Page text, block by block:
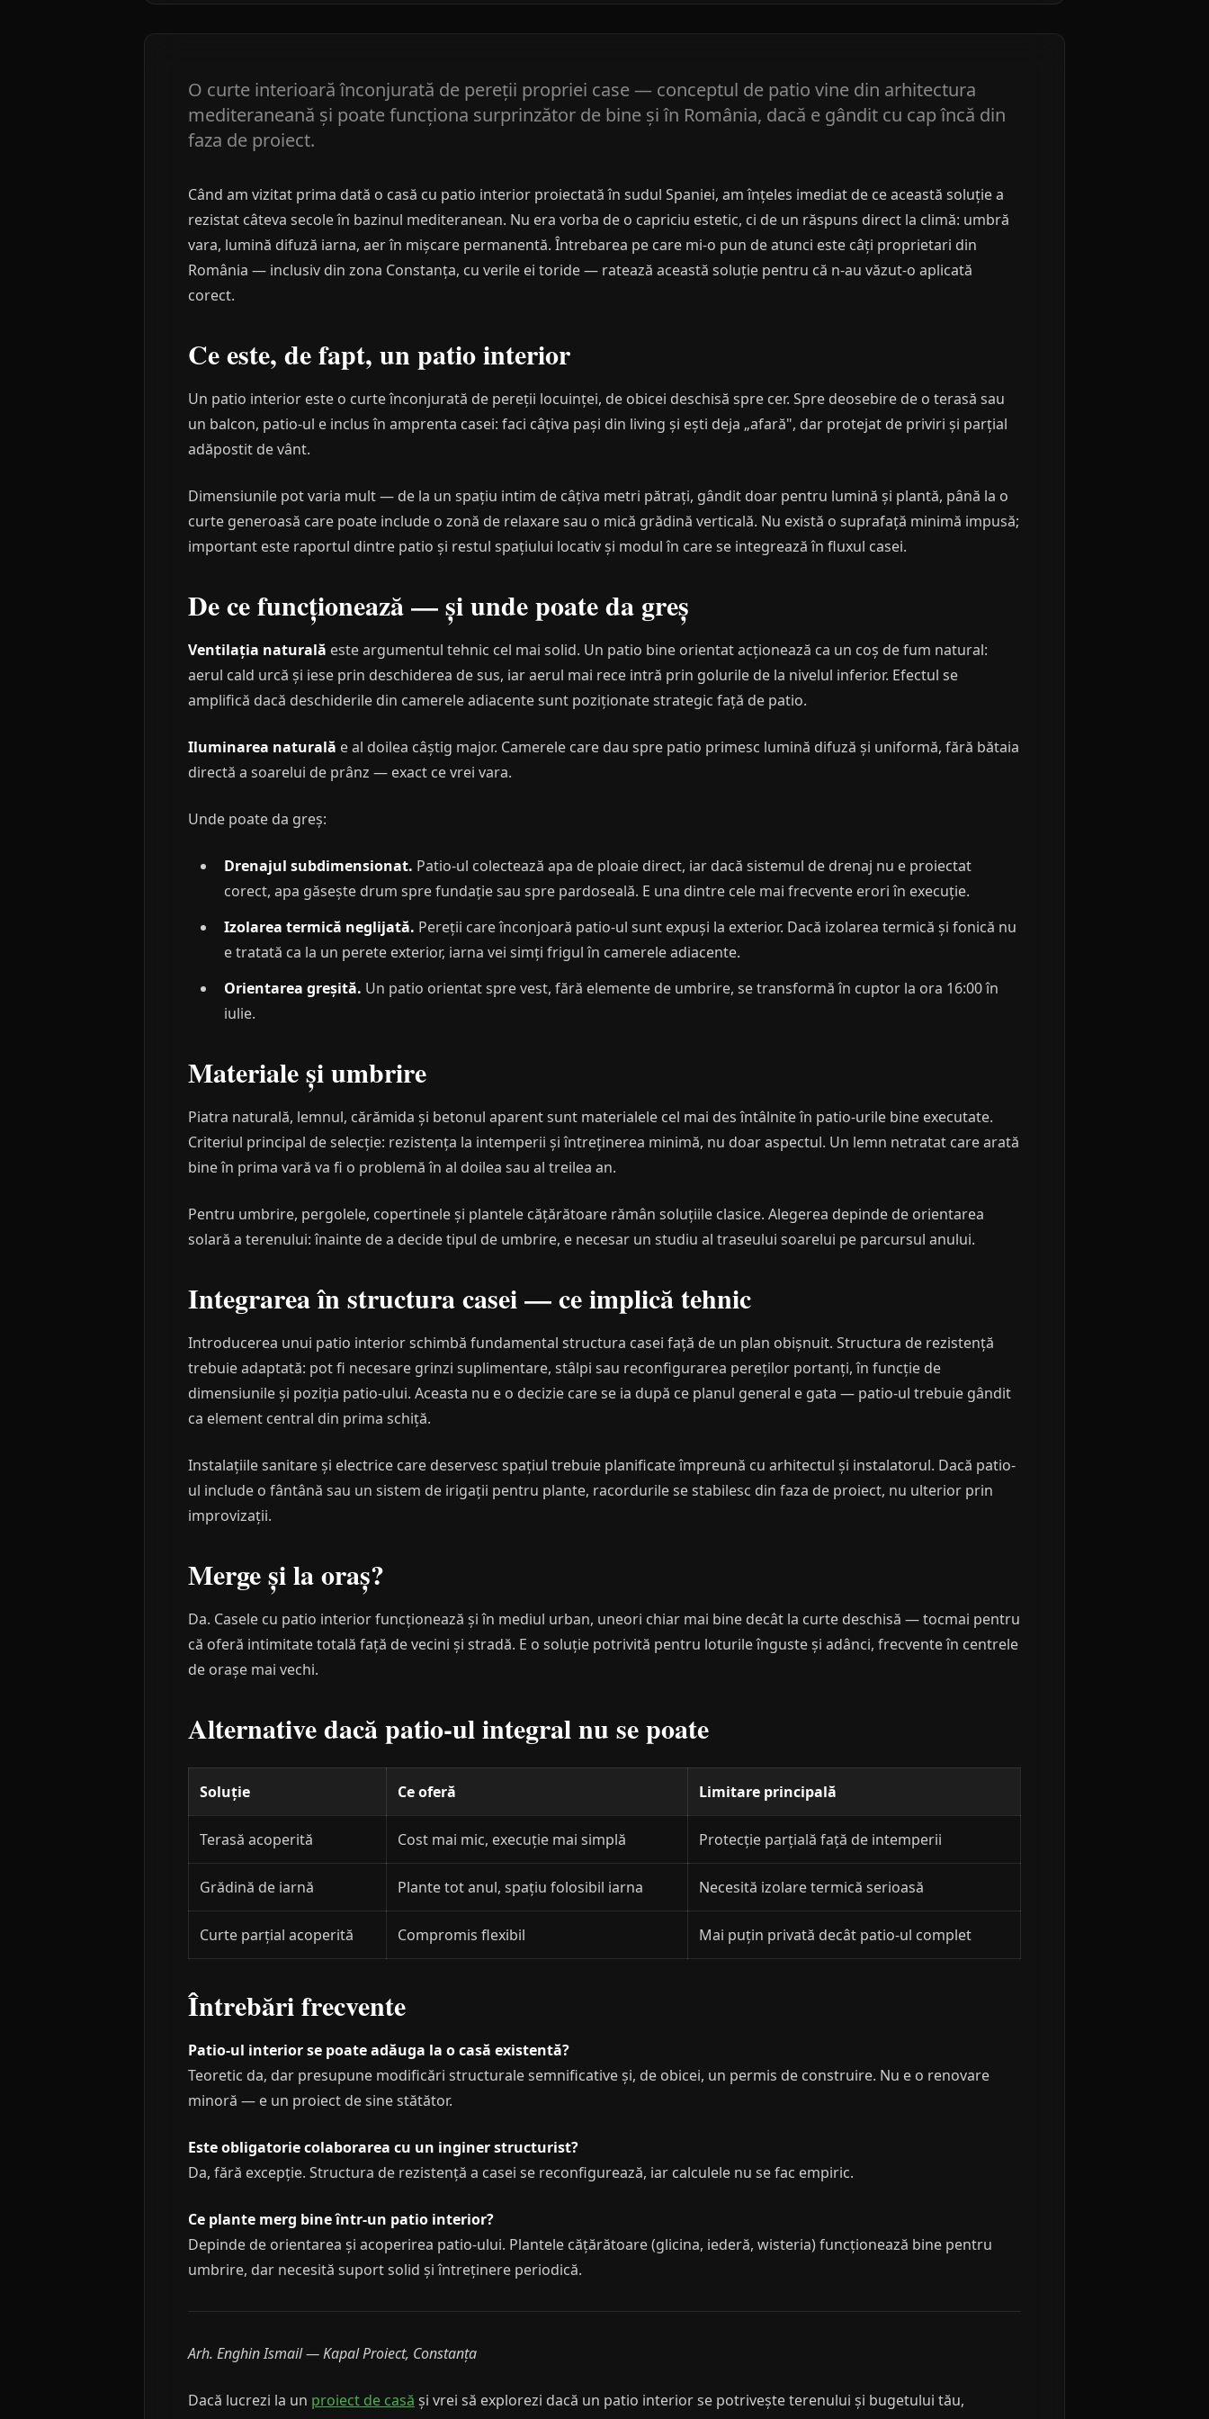
O curte interioară înconjurată de pereții propriei case — conceptul de patio vine din arhitectura
mediteraneană și poate funcționa surprinzător de bine și în România, dacă e gândit cu cap încă din
faza de proiect.
Când am vizitat prima dată o casă cu patio interior proiectată în sudul Spaniei, am înțeles imediat de ce această soluție a
rezistat câteva secole în bazinul mediteranean. Nu era vorba de o capriciu estetic, ci de un răspuns direct la climă: umbră
vara, lumină difuză iarna, aer în mișcare permanentă. Întrebarea pe care mi-o pun de atunci este câți proprietari din
România — inclusiv din zona Constanța, cu verile ei toride — ratează această soluție pentru că n-au văzut-o aplicată
corect.
Ce este, de fapt, un patio interior
Un patio interior este o curte înconjurată de pereții locuinței, de obicei deschisă spre cer. Spre deosebire de o terasă sau
un balcon, patio-ul e inclus în amprenta casei: faci câțiva pași din living și ești deja „afară", dar protejat de priviri și parțial
adăpostit de vânt.
Dimensiunile pot varia mult — de la un spațiu intim de câțiva metri pătrați, gândit doar pentru lumină și plantă, până la o
curte generoasă care poate include o zonă de relaxare sau o mică grădină verticală. Nu există o suprafață minimă impusă;
important este raportul dintre patio și restul spațiului locativ și modul în care se integrează în fluxul casei.
De ce funcționează — și unde poate da greș
Ventilația naturală este argumentul tehnic cel mai solid. Un patio bine orientat acționează ca un coș de fum natural:
aerul cald urcă și iese prin deschiderea de sus, iar aerul mai rece intră prin golurile de la nivelul inferior. Efectul se
amplifică dacă deschiderile din camerele adiacente sunt poziționate strategic față de patio.
Iluminarea naturală e al doilea câștig major. Camerele care dau spre patio primesc lumină difuză și uniformă, fără bătaia
directă a soarelui de prânz — exact ce vrei vara.
Unde poate da greș:
Drenajul subdimensionat. Patio-ul colectează apa de ploaie direct, iar dacă sistemul de drenaj nu e proiectat
corect, apa găsește drum spre fundație sau spre pardoseală. E una dintre cele mai frecvente erori în execuție.
Izolarea termică neglijată. Pereții care înconjoară patio-ul sunt expuși la exterior. Dacă izolarea termică și fonică nu
e tratată ca la un perete exterior, iarna vei simți frigul în camerele adiacente.
Orientarea greșită. Un patio orientat spre vest, fără elemente de umbrire, se transformă în cuptor la ora 16:00 în
iulie.
Materiale și umbrire
Piatra naturală, lemnul, cărămida și betonul aparent sunt materialele cel mai des întâlnite în patio-urile bine executate.
Criteriul principal de selecție: rezistența la intemperii și întreținerea minimă, nu doar aspectul. Un lemn netratat care arată
bine în prima vară va fi o problemă în al doilea sau al treilea an.
Pentru umbrire, pergolele, copertinele și plantele cățărătoare rămân soluțiile clasice. Alegerea depinde de orientarea
solară a terenului: înainte de a decide tipul de umbrire, e necesar un studiu al traseului soarelui pe parcursul anului.
Integrarea în structura casei — ce implică tehnic
Introducerea unui patio interior schimbă fundamental structura casei față de un plan obișnuit. Structura de rezistență
trebuie adaptată: pot fi necesare grinzi suplimentare, stâlpi sau reconfigurarea pereților portanți, în funcție de
dimensiunile și poziția patio-ului. Aceasta nu e o decizie care se ia după ce planul general e gata — patio-ul trebuie gândit
ca element central din prima schiță.
Instalațiile sanitare și electrice care deservesc spațiul trebuie planificate împreună cu arhitectul și instalatorul. Dacă patio-
ul include o fântână sau un sistem de irigații pentru plante, racordurile se stabilesc din faza de proiect, nu ulterior prin
improvizații.
Merge și la oraș?
Da. Casele cu patio interior funcționează și în mediul urban, uneori chiar mai bine decât la curte deschisă — tocmai pentru
că oferă intimitate totală față de vecini și stradă. E o soluție potrivită pentru loturile înguste și adânci, frecvente în centrele
de orașe mai vechi.
Alternative dacă patio-ul integral nu se poate
Soluție Ce oferă Limitare principală
Terasă acoperită Cost mai mic, execuție mai simplă Protecție parțială față de intemperii
Grădină de iarnă Plante tot anul, spațiu folosibil iarna Necesită izolare termică serioasă
Curte parțial acoperită Compromis flexibil Mai puțin privată decât patio-ul complet
Întrebări frecvente
Patio-ul interior se poate adăuga la o casă existentă?
Teoretic da, dar presupune modificări structurale semnificative și, de obicei, un permis de construire. Nu e o renovare
minoră — e un proiect de sine stătător.
Este obligatorie colaborarea cu un inginer structurist?
Da, fără excepție. Structura de rezistență a casei se reconfigurează, iar calculele nu se fac empiric.
Ce plante merg bine într-un patio interior?
Depinde de orientarea și acoperirea patio-ului. Plantele cățărătoare (glicina, iederă, wisteria) funcționează bine pentru
umbrire, dar necesită suport solid și întreținere periodică.
Arh. Enghin Ismail — Kapal Proiect, Constanța
Dacă lucrezi la un proiect de casă și vrei să explorezi dacă un patio interior se potrivește terenului și bugetului tău,